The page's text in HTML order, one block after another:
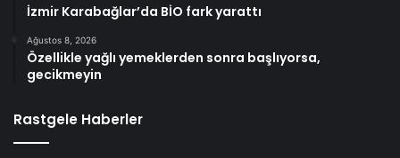
İzmir Karabağlar’da BİO fark yarattı
Ağustos 8, 2026
Özellikle yağlı yemeklerden sonra başlıyorsa,
gecikmeyin
Rastgele Haberler